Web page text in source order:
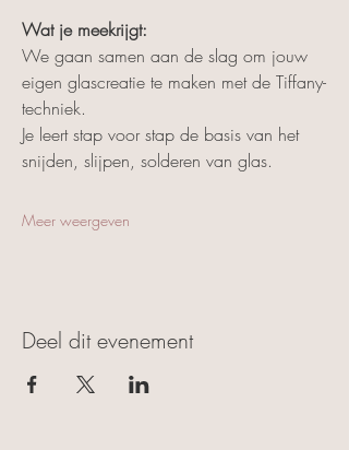
Wat je meekrijgt:
We gaan samen aan de slag om jouw
eigen glascreatie te maken met de Tiffany-
techniek.
Je leert stap voor stap de basis van het
snijden, slijpen, solderen van glas.
Meer weergeven
Deel dit evenement